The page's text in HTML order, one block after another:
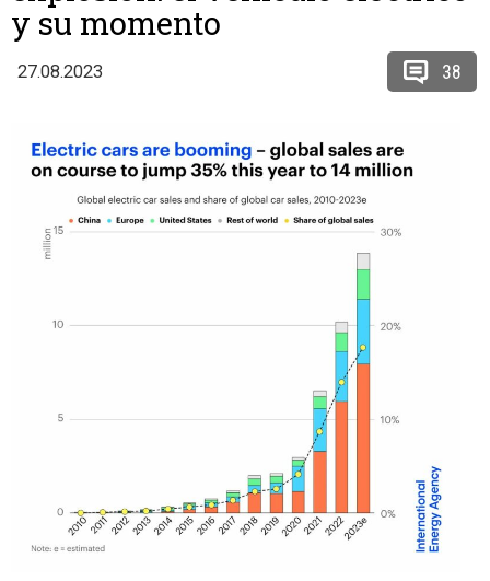
y su momento
27.08.2023 38